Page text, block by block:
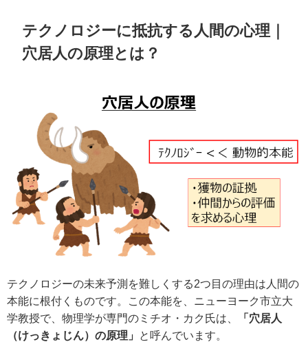
テクノロジーに抵抗する人間の心理｜
穴居人の原理とは？
テクノロジーの未来予測を難しくする2つ目の理由は人間の
本能に根付くものです。この本能を、ニューヨーク市立大
学教授で、物理学が専門のミチオ・カク氏は、
「穴居人
（けっきょじん）の原理」
と呼んでいます。